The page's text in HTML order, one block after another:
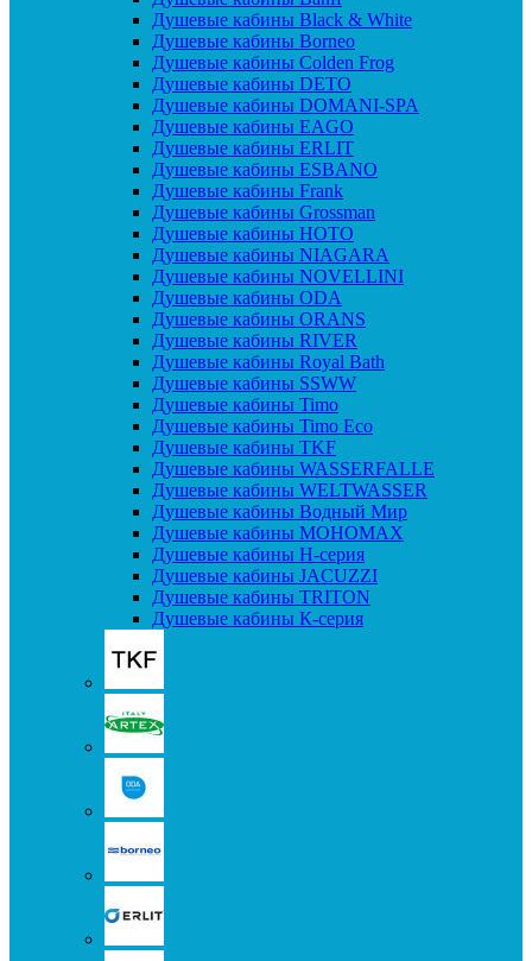
Душевые кабины Black & White
Душевые кабины Borneo
Душевые кабины Colden Frog
Душевые кабины DETO
Душевые кабины DOMANI-SPA
Душевые кабины EAGO
Душевые кабины ERLIT
Душевые кабины ESBANO
Душевые кабины Frank
Душевые кабины Grossman
Душевые кабины HOTO
Душевые кабины NIAGARA
Душевые кабины NOVELLINI
Душевые кабины ODA
Душевые кабины ORANS
Душевые кабины RIVER
Душевые кабины Royal Bath
Душевые кабины SSWW
Душевые кабины Timo
Душевые кабины Timo Eco
Душевые кабины TKF
Душевые кабины WASSERFALLE
Душевые кабины WELTWASSER
Душевые кабины Водный Мир
Душевые кабины МОНОМАХ
Душевые кабины H-серия
Душевые кабины JACUZZI
Душевые кабины TRITON
Душевые кабины К-серия